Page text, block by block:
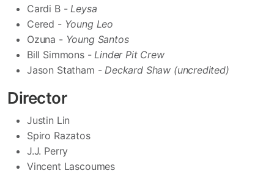
Cardi B - Leysa
Cered - Young Leo
Ozuna - Young Santos
Bill Simmons - Linder Pit Crew
Jason Statham - Deckard Shaw (uncredited)
Director
Justin Lin
Spiro Razatos
J.J. Perry
Vincent Lascoumes